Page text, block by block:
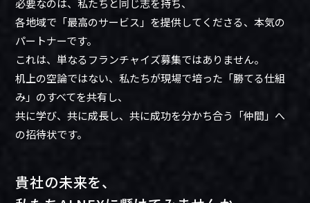
必要なのは、私たちと同じ志を持ち、
各地域で「最高のサービス」を提供してくださる、本気の
パートナーです。
これは、単なるフランチャイズ募集ではありません。
机上の空論ではない、私たちが現場で培った「勝てる仕組
み」のすべてを共有し、
共に学び、共に成長し、共に成功を分かち合う「仲間」へ
の招待状です。
貴社の未来を、